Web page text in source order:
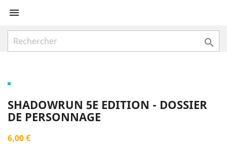


SHADOWRUN 5E EDITION - DOSSIER
DE PERSONNAGE
6,00 €